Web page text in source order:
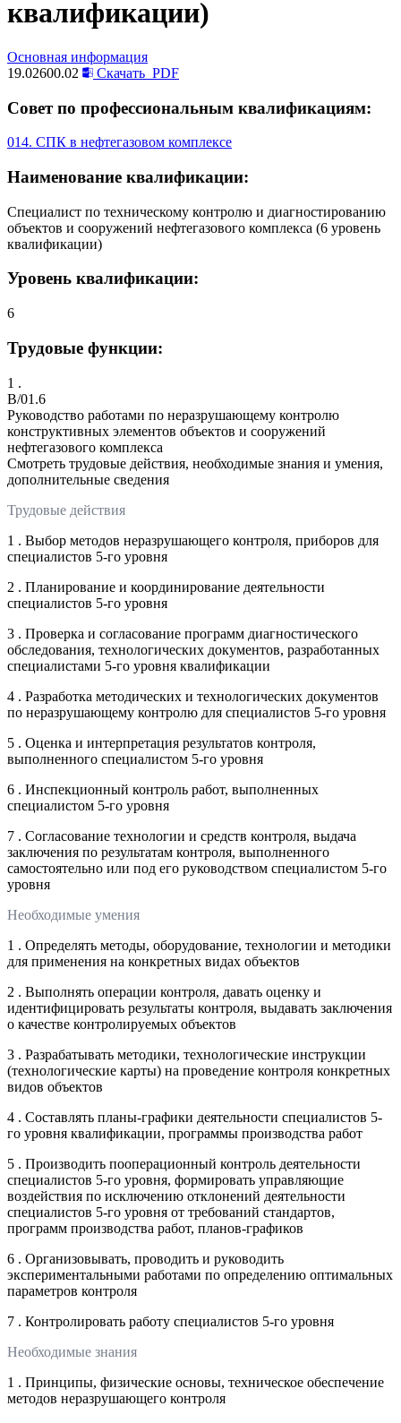
квалификации)
Основная информация
19.02600.02
Скачать PDF
Совет по профессиональным квалификациям:
014. СПК в нефтегазовом комплексе
Наименование квалификации:
Специалист по техническому контролю и диагностированию
объектов и сооружений нефтегазового комплекса (6 уровень
квалификации)
Уровень квалификации:
6
Трудовые функции:
1 .
B/01.6
Руководство работами по неразрушающему контролю
конструктивных элементов объектов и сооружений
нефтегазового комплекса
Смотреть трудовые действия, необходимые знания и умения,
дополнительные сведения
Трудовые действия
1 . Выбор методов неразрушающего контроля, приборов для
специалистов 5-го уровня
2 . Планирование и координирование деятельности
специалистов 5-го уровня
3 . Проверка и согласование программ диагностического
обследования, технологических документов, разработанных
специалистами 5-го уровня квалификации
4 . Разработка методических и технологических документов
по неразрушающему контролю для специалистов 5-го уровня
5 . Оценка и интерпретация результатов контроля,
выполненного специалистом 5-го уровня
6 . Инспекционный контроль работ, выполненных
специалистом 5-го уровня
7 . Согласование технологии и средств контроля, выдача
заключения по результатам контроля, выполненного
самостоятельно или под его руководством специалистом 5-го
уровня
Необходимые умения
1 . Определять методы, оборудование, технологии и методики
для применения на конкретных видах объектов
2 . Выполнять операции контроля, давать оценку и
идентифицировать результаты контроля, выдавать заключения
о качестве контролируемых объектов
3 . Разрабатывать методики, технологические инструкции
(технологические карты) на проведение контроля конкретных
видов объектов
4 . Составлять планы-графики деятельности специалистов 5-
го уровня квалификации, программы производства работ
5 . Производить пооперационный контроль деятельности
специалистов 5-го уровня, формировать управляющие
воздействия по исключению отклонений деятельности
специалистов 5-го уровня от требований стандартов,
программ производства работ, планов-графиков
6 . Организовывать, проводить и руководить
экспериментальными работами по определению оптимальных
параметров контроля
7 . Контролировать работу специалистов 5-го уровня
Необходимые знания
1 . Принципы, физические основы, техническое обеспечение
методов неразрушающего контроля